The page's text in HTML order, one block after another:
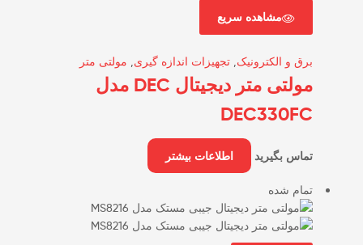
مشاهده سریع
برق و الکترونیک تجهیزات اندازه گیری مولتی متر
مولتی متر دیجیتال DEC مدل
DEC330FC
تماس بگیرید اطلاعات بیشتر
تمام شده